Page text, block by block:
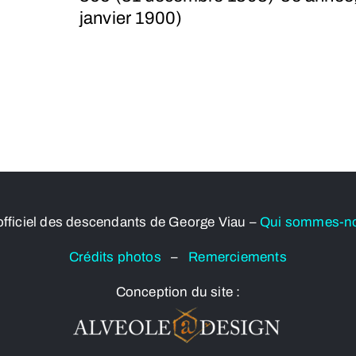
janvier 1900)
des descendants de George Viau – Qui sommes-
Crédits photos– Remerciements
Conception du site :